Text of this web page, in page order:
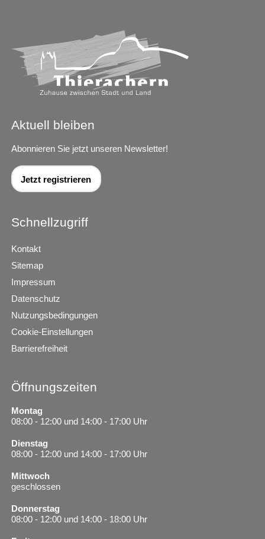
Aktuell bleiben
Abonnieren Sie jetzt unseren Newsletter!
Jetzt registrieren
Schnellzugriff
Kontakt
Sitemap
Impressum
Datenschutz
Nutzungsbedingungen
Cookie-Einstellungen
Barrierefreiheit
Öffnungszeiten
Montag
08:00 - 12:00 und 14:00 - 17:00 Uhr
Dienstag
08:00 - 12:00 und 14:00 - 17:00 Uhr
Mittwoch
geschlossen
Donnerstag
08:00 - 12:00 und 14:00 - 18:00 Uhr